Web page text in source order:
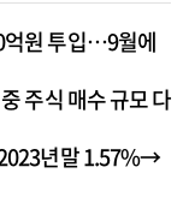
억원 투입…9월에
주식 매수 규모 다
년말 1.57%→